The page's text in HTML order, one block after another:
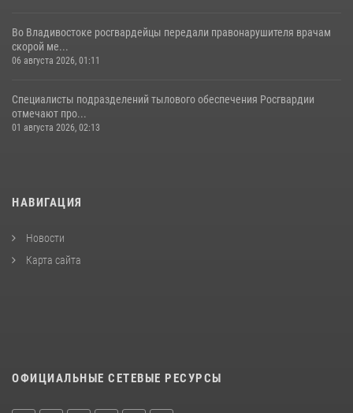
Во Владивостоке росгвардейцы передали правонарушителя врачам
скорой ме...
06 августа 2026, 01:11
Специалисты подразделений тылового обеспечения Росгвардии
отмечают про...
01 августа 2026, 02:13
НАВИГАЦИЯ
Новости
Карта сайта
ОФИЦИАЛЬНЫЕ СЕТЕВЫЕ РЕСУРСЫ